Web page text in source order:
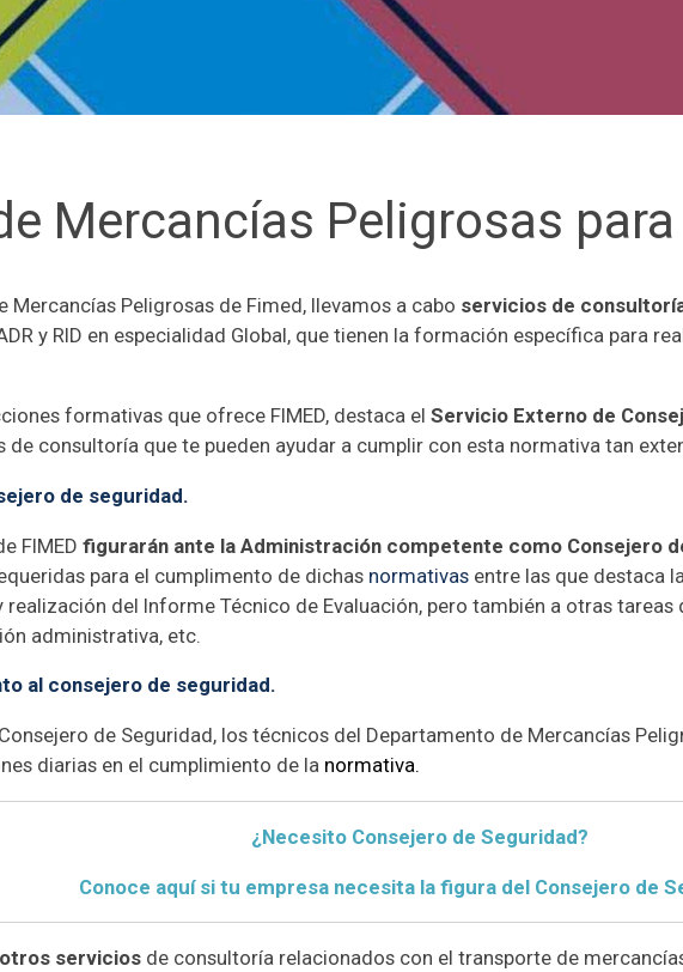
Mercancías Peligrosas
Mercancías Peligrosas de Fimed, llevamos a cabo servicios de
y RID en especialidad Global, que tienen la formación específica para
formativas que ofrece FIMED, destaca elServicio Externo de
consultoría que te pueden ayudar a cumplir con esta normativa tan
de seguridad.
FIMED figurarán ante la Administración competente como Consejero
para el cumplimento de dichas normativas entre las que destaca
del Informe Técnico de Evaluación, pero también a otras
administrativa, etc.
al consejero de seguridad.
de Seguridad, los técnicos del Departamento de Mercancías
diarias en el cumplimiento de la normativa.
¿Necesito Consejero de Seguridad?
Conoce aquí si tu empresa necesita la figura del Consejero de
otros servicios de consultoría relacionados con el transporte de